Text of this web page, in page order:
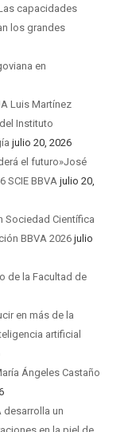
capacidades
los grandes
en
Luis Martínez
Instituto
julio 20, 2026
el futuro»José
SCIE BBVA julio 20,
Sociedad Científica
BBVA 2026 julio
de la Facultad de
en más de la
artificial
Ángeles Castaño
desarrolla un